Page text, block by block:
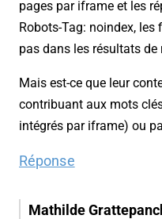
pages par iframe et les
Robots-Tag: noindex, les
pas dans les résultats
Mais est-ce que leur
contribuant aux mots
intégrés par iframe) ou
Réponse
Mathilde